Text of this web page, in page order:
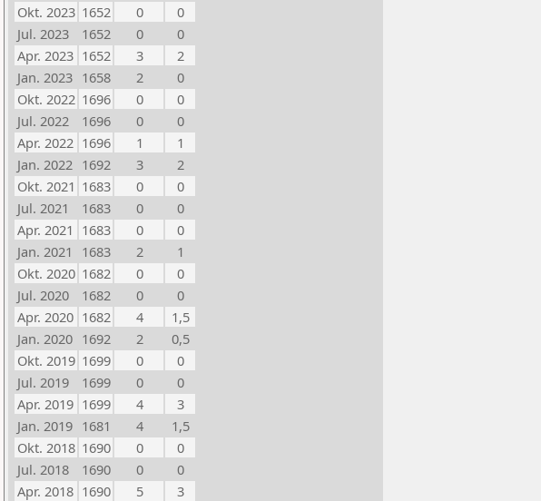
Okt. 2023 1652 0
0
Jul. 2023
1652 0
0
Apr. 2023 1652 3
2
Jan. 2023 1658 2
0
Okt. 2022 1696 0
0
Jul. 2022
1696 0
0
Apr. 2022 1696 1
1
Jan. 2022 1692 3
2
Okt. 2021 1683 0
0
Jul. 2021
1683 0
0
Apr. 2021 1683 0
0
Jan. 2021
1683 2
1
Okt. 2020 1682 0
0
Jul. 2020
1682 0
0
Apr. 2020 1682 4
1,5
Jan. 2020 1692 2
0,5
Okt. 2019 1699 0
0
Jul. 2019
1699 0
0
Apr. 2019 1699 4
3
Jan. 2019 1681 4
1,5
Okt. 2018 1690 0
0
Jul. 2018
1690 0
0
Apr. 2018 1690 5
3